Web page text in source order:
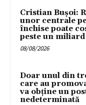
Cristian Bușoi:
unor centrale
închise poate
peste un
08/08/2026
Doar unul din
care au
va obține un
nedeterminată